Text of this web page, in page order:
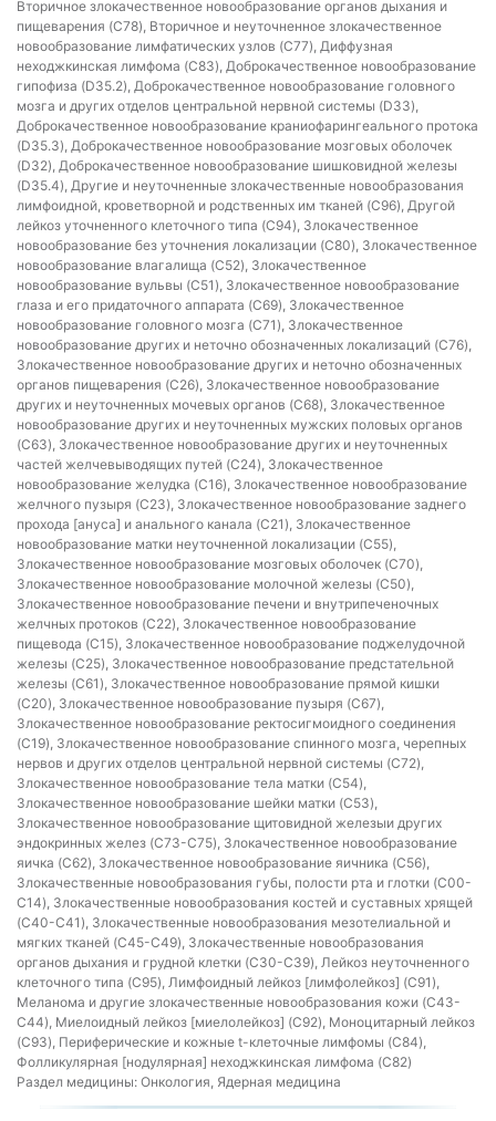
Вторичное злокачественное новообразование органов дыхания и
пищеварения (C78), Вторичное и неуточненное злокачественное
новообразование лимфатических узлов (C77), Диффузная
неходжкинская лимфома (C83), Доброкачественное новообразование
гипофиза (D35.2), Доброкачественное новообразование головного
мозга и других отделов центральной нервной системы (D33),
Доброкачественное новообразование краниофарингеального протока
(D35.3), Доброкачественное новообразование мозговых оболочек
(D32), Доброкачественное новообразование шишковидной железы
(D35.4), Другие и неуточненные злокачественные новообразования
лимфоидной, кроветворной и родственных им тканей (C96), Другой
лейкоз уточненного клеточного типа (C94), Злокачественное
новообразование без уточнения локализации (C80), Злокачественное
новообразование влагалища (C52), Злокачественное
новообразование вульвы (C51), Злокачественное новообразование
глаза и его придаточного аппарата (C69), Злокачественное
новообразование головного мозга (C71), Злокачественное
новообразование других и неточно обозначенных локализаций (C76),
Злокачественное новообразование других и неточно обозначенных
органов пищеварения (C26), Злокачественное новообразование
других и неуточненных мочевых органов (C68), Злокачественное
новообразование других и неуточненных мужских половых органов
(C63), Злокачественное новообразование других и неуточненных
частей желчевыводящих путей (C24), Злокачественное
новообразование желудка (C16), Злокачественное новообразование
желчного пузыря (C23), Злокачественное новообразование заднего
прохода [ануса] и анального канала (C21), Злокачественное
новообразование матки неуточненной локализации (C55),
Злокачественное новообразование мозговых оболочек (C70),
Злокачественное новообразование молочной железы (C50),
Злокачественное новообразование печени и внутрипеченочных
желчных протоков (C22), Злокачественное новообразование
пищевода (C15), Злокачественное новообразование поджелудочной
железы (C25), Злокачественное новообразование предстательной
железы (C61), Злокачественное новообразование прямой кишки
(C20), Злокачественное новообразование пузыря (C67),
Злокачественное новообразование ректосигмоидного соединения
(C19), Злокачественное новообразование спинного мозга, черепных
нервов и других отделов центральной нервной системы (C72),
Злокачественное новообразование тела матки (C54),
Злокачественное новообразование шейки матки (C53),
Злокачественное новообразование щитовидной железыи других
эндокринных желез (C73-C75), Злокачественное новообразование
яичка (C62), Злокачественное новообразование яичника (C56),
Злокачественные новообразования губы, полости рта и глотки (C00-
C14), Злокачественные новообразования костей и суставных хрящей
(C40-C41), Злокачественные новообразования мезотелиальной и
мягких тканей (C45-C49), Злокачественные новообразования
органов дыхания и грудной клетки (C30-C39), Лейкоз неуточненного
клеточного типа (C95), Лимфоидный лейкоз [лимфолейкоз] (C91),
Меланома и другие злокачественные новообразования кожи (C43-
C44), Миелоидный лейкоз [миелолейкоз] (C92), Моноцитарный лейкоз
(C93), Периферические и кожные t-клеточные лимфомы (C84),
Фолликулярная [нодулярная] неходжкинская лимфома (C82)
Раздел медицины: Онкология, Ядерная медицина